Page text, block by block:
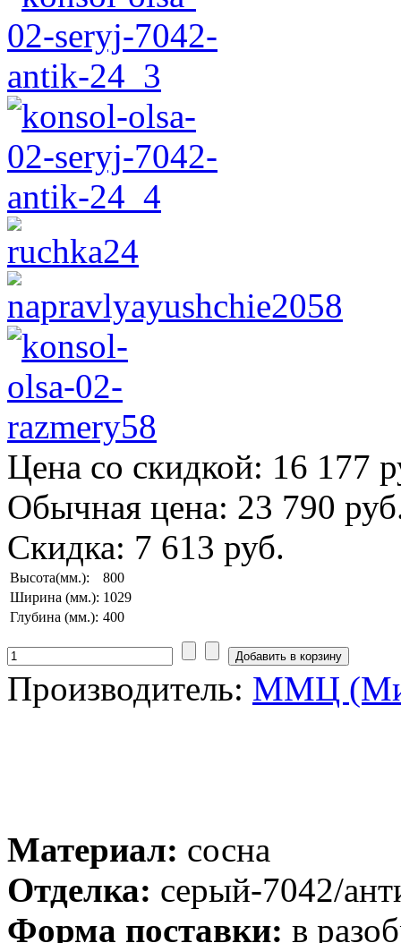
Цена со скидкой: 16 177
Обычная цена: 23 790
Скидка: 7 613 руб.
Высота(мм.):
800
Ширина (мм.): 1029
Глубина (мм.): 400
Производитель: ММЦ
Материал: сосна
Отделка: серый-7042/
Форма поставки: в